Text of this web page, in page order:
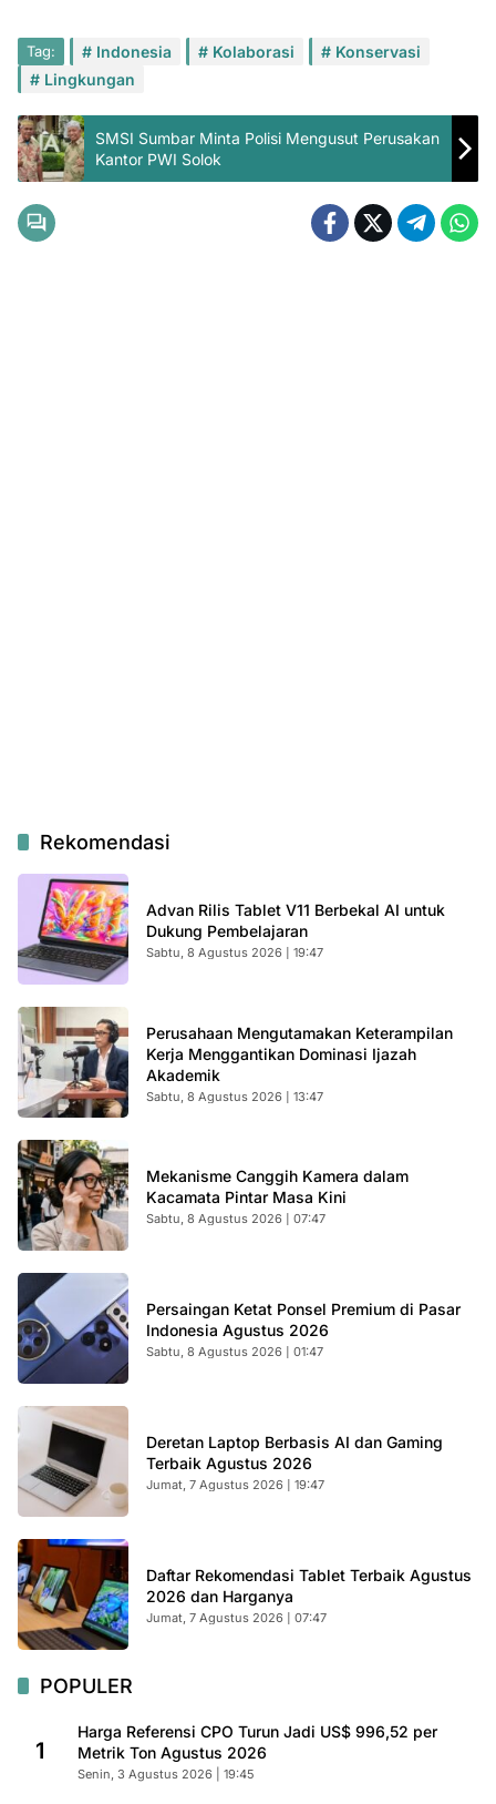
Tag: Indonesia Kolaborasi
Konservasi
Lingkungan
SMSI Sumbar Minta Polisi Mengusut Perusakan
Kantor PWI Solok
Rekomendasi
Advan Rilis Tablet V11 Berbekal AI untuk
Dukung Pembelajaran
Sabtu, 8 Agustus 2026 | 19:47
Perusahaan Mengutamakan Keterampilan
Kerja Menggantikan Dominasi Ijazah
Akademik
Sabtu, 8 Agustus 2026 | 13:47
Mekanisme Canggih Kamera dalam
Kacamata Pintar Masa Kini
Sabtu, 8 Agustus 2026 | 07:47
Persaingan Ketat Ponsel Premium di Pasar
Indonesia Agustus 2026
Sabtu, 8 Agustus 2026 | 01:47
Deretan Laptop Berbasis AI dan Gaming
Terbaik Agustus 2026
Jumat, 7 Agustus 2026 | 19:47
Daftar Rekomendasi Tablet Terbaik Agustus
2026 dan Harganya
Jumat, 7 Agustus 2026 | 07:47
POPULER
1
Harga Referensi CPO Turun Jadi US$ 996,52 per
Metrik Ton Agustus 2026
Senin, 3 Agustus 2026 | 19:45